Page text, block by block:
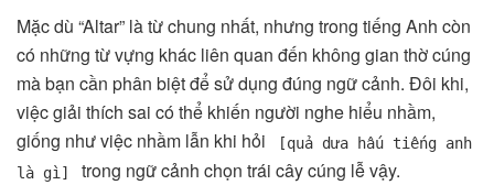
Mặc dù “Altar” là từ chung nhất, nhưng trong tiếng Anh còn
có những từ vựng khác liên quan đến không gian thờ cúng
mà bạn cần phân biệt để sử dụng đúng ngữ cảnh. Đôi khi,
việc giải thích sai có thể khiến người nghe hiểu nhầm,
giống như việc nhầm lẫn khi hỏi
[quả dưa hấu tiếng anh
là gì]
trong ngữ cảnh chọn trái cây cúng lễ vậy.